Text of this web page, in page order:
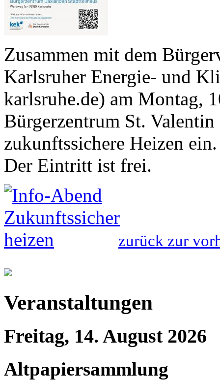
Zusammen mit dem
Karlsruher Energie- und
karlsruhe.de) am Montag,
Bürgerzentrum St.
zukunftssichere Heizen ein.
Der Eintritt ist frei.
zurück zur
Veranstaltungen
Freitag, 14. August 2026
Altpapiersammlung